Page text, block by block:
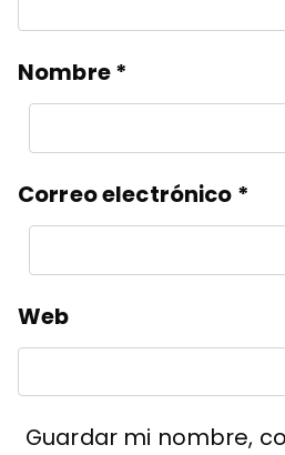
Nombre*
Correo electrónico *
Web
Guardar mi nombre,